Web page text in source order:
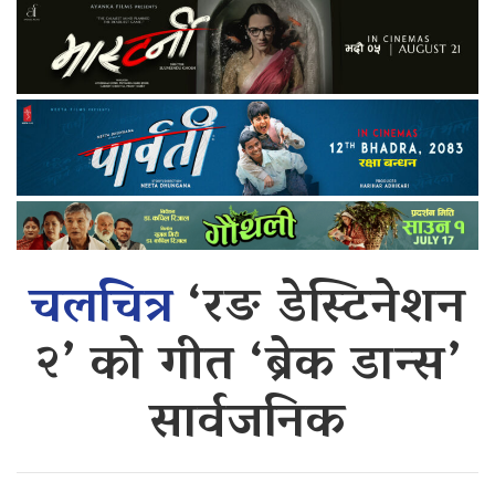
चलचित्र‘रङ डेस्टिनेशन
२’ को गीत ‘ब्रेक डान्स’
सार्वजनिक